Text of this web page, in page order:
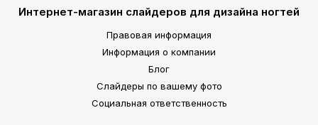
Интернет-магазин слайдеров для дизайна ногтей
Правовая информация
Информация о компании
Блог
Слайдеры по вашему фото
Социальная ответственность